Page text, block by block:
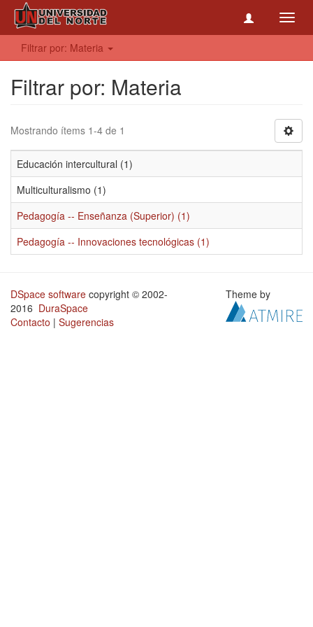
Filtrar por: Materia
Filtrar por: Materia
Mostrando ítems 1-4 de 1
Educación intercultural (1)
Multiculturalismo (1)
Pedagogía -- Enseñanza (Superior) (1)
Pedagogía -- Innovaciones tecnológicas (1)
DSpace software copyright © 2002-
2016 DuraSpace
Contacto | Sugerencias
Theme by